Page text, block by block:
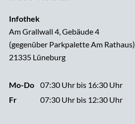
Infothek
Am Grallwall 4, Gebäude 4
(gegenüber Parkpalette Am Rathaus)
21335 Lüneburg
Mo-Do
Fr
07:30 Uhr bis 16:30 Uhr
07:30 Uhr bis 12:30 Uhr